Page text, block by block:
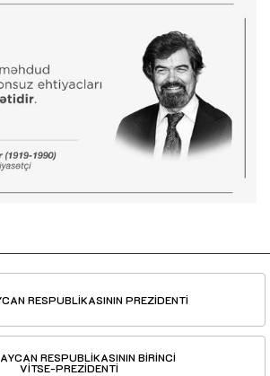
RESPUBLİKASININ PREZİDENTİ
RESPUBLİKASININ BİRİNCİ
VİTSE-PREZİDENTİ